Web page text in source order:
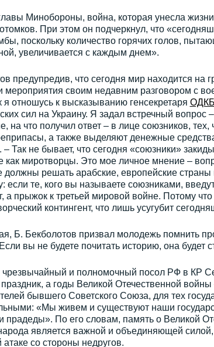
Минобороны, война, которая унесла
При этом он подчеркнул, что
поскольку количество горячих голов,
увеличивается с каждым днем».
предупредив, что сегодня мир находится на
мероприятия своим недавним разговором с
я отношусь к высказыванию генсекретаря ОДКБ
сил на Украину. Я задал встречный вопрос
на что получил ответ – в лице союзников,
а также выделяют денежные
– Так не бывает, что сегодня «союзники»
как миротворцы. Это мое личное мнение –
должны решать арабские, европейские
если те, кого вы называете союзниками,
а прыжок к третьей мировой войне. Потому
контингент, что лишь усугубит
Б. Бекболотов призвал молодежь помнить
вы не будете почитать историю, она будет
чрезвычайный и полномочный посол РФ в КР
а годы Великой Отечественной
бывшего Советского Союза, для тех
«Мы живем и существуют наши
прадеды». По его словам, память о Великой
является важной и объединяющей
со стороны недругов.